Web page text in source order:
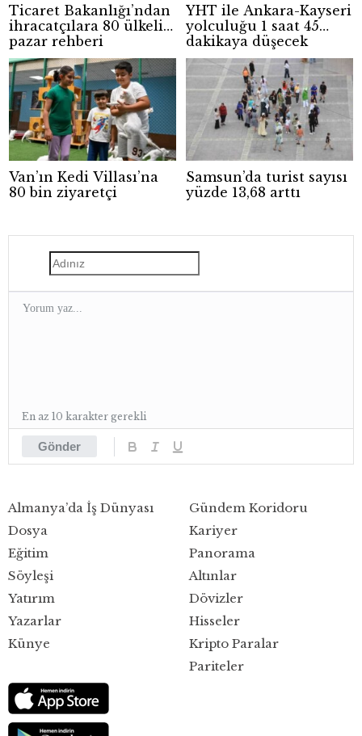
Ticaret Bakanlığı’ndan
ihracatçılara 80 ülkelik
pazar rehberi
YHT ile Ankara-Kayseri
yolculuğu 1 saat 45
dakikaya düşecek
Van’ın Kedi Villası’na
80 bin ziyaretçi
Samsun’da turist sayısı
yüzde 13,68 arttı
Gönder
En az 10 karakter gerekli
Almanya’da İş Dünyası
Dosya
Eğitim
Gündem Koridoru
Kariyer
Panorama
Söyleşi
Yatırım
Yazarlar
Künye
Altınlar
Dövizler
Hisseler
Kripto Paralar
Pariteler